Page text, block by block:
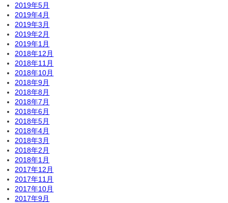
2019年5月
2019年4月
2019年3月
2019年2月
2019年1月
2018年12月
2018年11月
2018年10月
2018年9月
2018年8月
2018年7月
2018年6月
2018年5月
2018年4月
2018年3月
2018年2月
2018年1月
2017年12月
2017年11月
2017年10月
2017年9月